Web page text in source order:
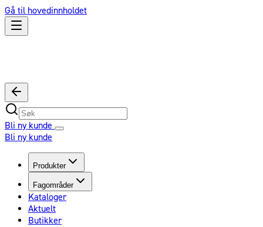
Gå til hovedinnholdet
Bli ny kunde
Bli ny kunde
Produkter
Fagområder
Kataloger
Aktuelt
Butikker